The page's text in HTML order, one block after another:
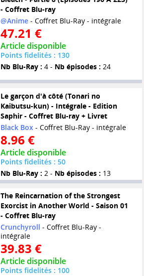
- Coffret Blu-ray
@Anime- Coffret Blu-Ray - intégrale
47.21 €
Article disponible
Points fidelités : 130
Nb Blu-Ray : 4 - Nb épisodes : 24
Le garçon d'à côté (Tonari no
Kaibutsu-kun) - Intégrale - Edition
Saphir - Coffret Blu-ray + Livret
Black Box - Coffret Blu-Ray - intégrale
8.96 €
Article disponible
Points fidelités : 50
Nb Blu-Ray : 2 - Nb épisodes : 13
The Reincarnation of the Strongest
Exorcist in Another World - Saison 01
- Coffret Blu-ray
Crunchyroll - Coffret Blu-Ray -
intégrale
39.83 €
Article disponible
Points fidelités : 100